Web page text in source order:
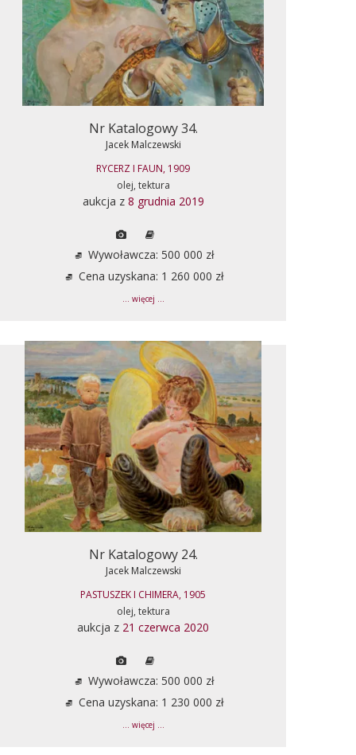
Nr Katalogowy 34.
Jacek Malczewski
RYCERZ I FAUN, 1909
olej, tektura
aukcja z 8 grudnia 2019
Wywoławcza: 500 000 zł
Cena uzyskana: 1 260 000 zł
... więcej ...
Nr Katalogowy 24.
Jacek Malczewski
PASTUSZEK I CHIMERA, 1905
olej, tektura
aukcja z 21 czerwca 2020
Wywoławcza: 500 000 zł
Cena uzyskana: 1 230 000 zł
... więcej ...